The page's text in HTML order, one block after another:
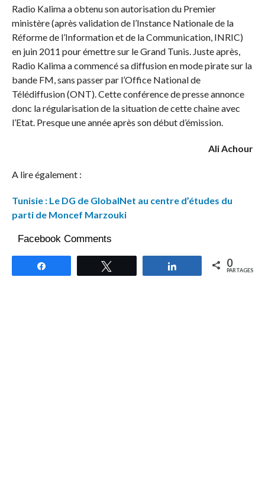
Radio Kalima a obtenu son autorisation du Premier
ministère (après validation de l’Instance Nationale de la
Réforme de l’Information et de la Communication, INRIC)
en juin 2011 pour émettre sur le Grand Tunis. Juste après,
Radio Kalima a commencé sa diffusion en mode pirate sur la
bande FM, sans passer par l’Office National de
Télédiffusion (ONT). Cette conférence de presse annonce
donc la régularisation de la situation de cette chaine avec
l’Etat. Presque une année après son début d’émission.
Ali Achour
A lire également :
Tunisie : Le DG de GlobalNet au centre d’études du
parti de Moncef Marzouki
Facebook Comments
Partagez 0
PARTAGES